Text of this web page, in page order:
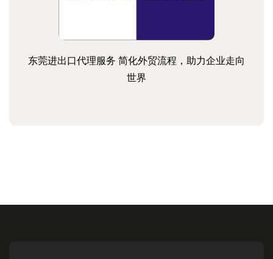
东莞进出口代理服务 简化外贸流程，助力企业走向
世界